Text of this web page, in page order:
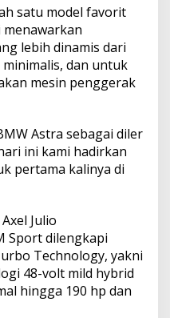
satu model favorit
menawarkan
lebih dinamis dari
dan untuk
mesin penggerak
Astra sebagai diler
ini kami hadirkan
pertama kalinya di
Julio
Sport dilengkapi
Technology, yakni
48-volt mild hybrid
hingga 190 hp dan